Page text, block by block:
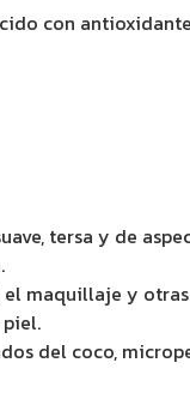
con
tersa y de
maquillaje y
del coco,